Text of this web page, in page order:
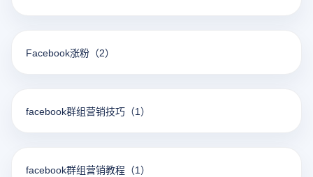
Facebook涨粉 （2）
facebook群组营销技巧 （1）
facebook群组营销教程 （1）